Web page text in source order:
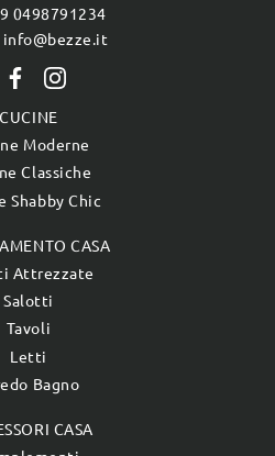
0498791234
info@bezze.it
CUCINE
Moderne
Classiche
Shabby Chic
CASA
Attrezzate
Salotti
Tavoli
Letti
Bagno
CASA